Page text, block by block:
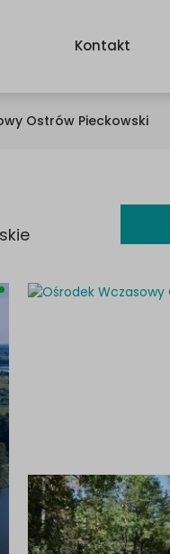
Kontakt
Ostrów Pieckowski